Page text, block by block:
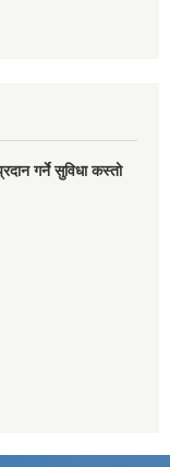
गर्ने सुविधा कस्तो